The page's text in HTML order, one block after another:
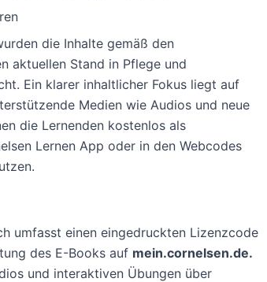
die Inhalte gemäß den
aktuellen Stand in Pflege und
Ein klarer inhaltlicher Fokus liegt auf
Medien wie Audios und neue
die Lernenden kostenlos als
Lernen App oder in den Webcodes
umfasst einen eingedruckten Lizenzcode
des E-Books auf mein.cornelsen.de.
und interaktiven Übungen über